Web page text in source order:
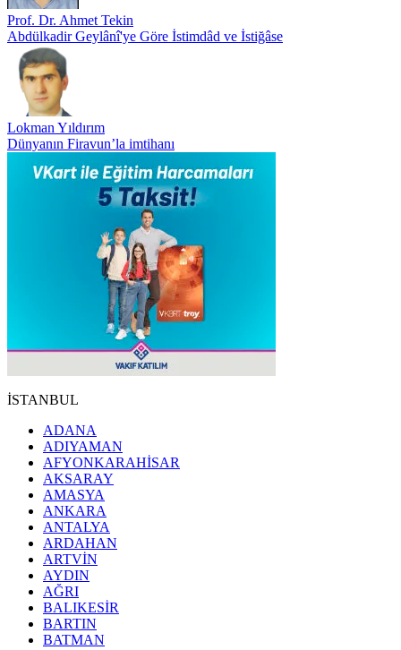
Prof. Dr. Ahmet Tekin
Abdülkadir Geylânî'ye Göre İstimdâd ve İstiğâse
Lokman Yıldırım
Dünyanın Firavun’la imtihanı
İSTANBUL
ADANA
ADIYAMAN
AFYONKARAHİSAR
AKSARAY
AMASYA
ANKARA
ANTALYA
ARDAHAN
ARTVİN
AYDIN
AĞRI
BALIKESİR
BARTIN
BATMAN